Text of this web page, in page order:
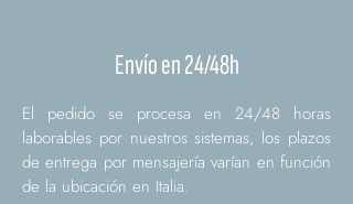
Envío en 24/48h
El pedido se procesa en 24/48 horas
laborables por nuestros sistemas, los plazos
de entrega por mensajería varían en función
de la ubicación en Italia.